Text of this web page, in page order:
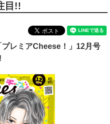
目!!
レミアCheese！」12月号